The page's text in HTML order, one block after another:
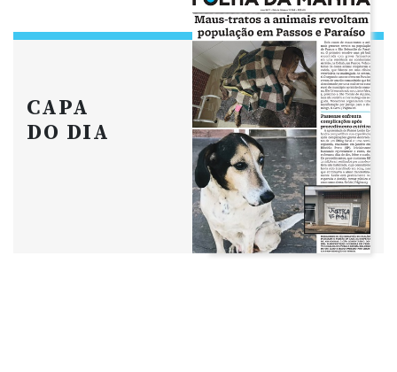
CAPA
DO DIA